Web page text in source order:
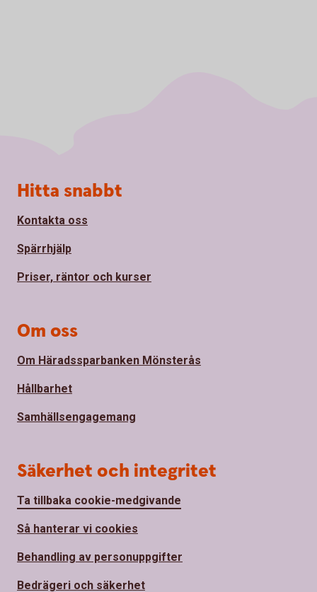
Sidfot
Hitta snabbt
Kontakta oss
Spärrhjälp
Priser, räntor och kurser
Om oss
Om Häradssparbanken Mönsterås
Hållbarhet
Samhällsengagemang
Säkerhet och integritet
Ta tillbaka cookie-medgivande
Så hanterar vi cookies
Behandling av personuppgifter
Bedrägeri och säkerhet